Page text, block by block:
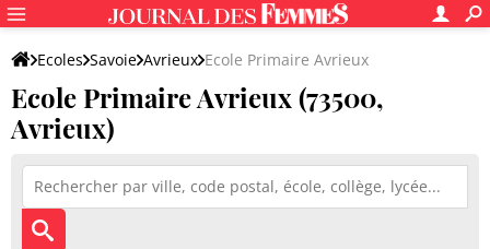
Ecoles Savoie Avrieux Ecole Primaire Avrieux
Ecole Primaire Avrieux (73500,
Avrieux)